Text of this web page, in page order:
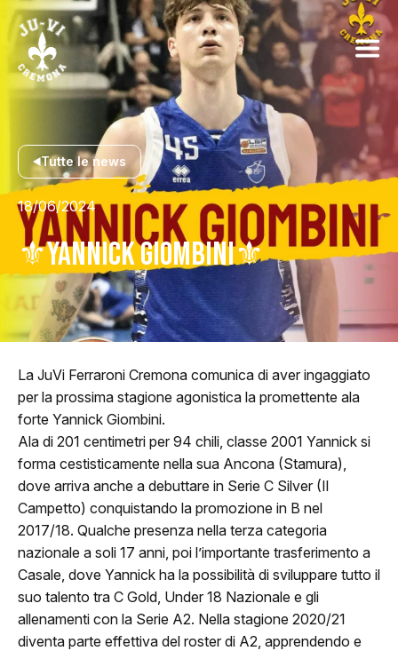
Tutte le news
18/06/2024
⚜️YANNICK GIOMBINI⚜️
Storia
Squadra 25/26
La JuVi Ferraroni Cremona comunica di aver ingaggiato
per la prossima stagione agonistica la promettente ala
forte Yannick Giombini.
Ala di 201 centimetri per 94 chili, classe 2001 Yannick si
forma cestisticamente nella sua Ancona (Stamura),
dove arriva anche a debuttare in Serie C Silver (Il
Campetto) conquistando la promozione in B nel
2017/18. Qualche presenza nella terza categoria
nazionale a soli 17 anni, poi l’importante trasferimento a
Casale, dove Yannick ha la possibilità di sviluppare tutto il
suo talento tra C Gold, Under 18 Nazionale e gli
allenamenti con la Serie A2. Nella stagione 2020/21
diventa parte effettiva del roster di A2, apprendendo e